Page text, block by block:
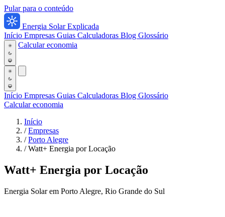
Pular para o conteúdo
Energia Solar Explicada
Início Empresas Guias Calculadoras Blog Glossário
Calcular economia
Início Empresas Guias Calculadoras Blog Glossário
Calcular economia
Início
/ Empresas
/ Porto Alegre
/ Watt+ Energia por Locação
Watt+ Energia por Locação
Energia Solar em Porto Alegre, Rio Grande do Sul